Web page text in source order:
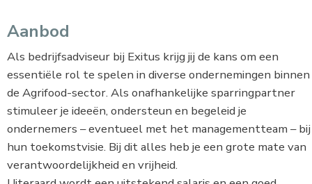
Aanbod
Als bedrijfsadviseur bij Exitus krijg jij de kans om een
essentiële rol te spelen in diverse ondernemingen binnen
de Agrifood-sector. Als onafhankelijke sparringpartner
stimuleer je ideeën, ondersteun en begeleid je
ondernemers – eventueel met het managementteam – bij
hun toekomstvisie. Bij dit alles heb je een grote mate van
verantwoordelijkheid en vrijheid.